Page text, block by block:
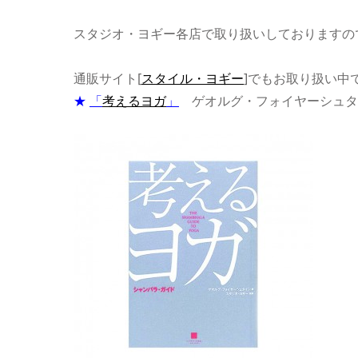
スタジオ・ヨギー各店で取り扱いしております
通販サイト [スタイル・ヨギー]でもお取り扱い中
★
「考えるヨガ」 ゲオルグ・フォイヤーシュ